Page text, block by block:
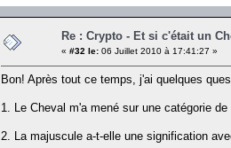
Re : Crypto - Et si c'était un
« #32 le: 06 Juillet 2010 à 17:41:27 »
Bon! Après tout ce temps, j'ai quelques
1. Le Cheval m'a mené sur une catégorie
2. La majuscule a-t-elle une signification